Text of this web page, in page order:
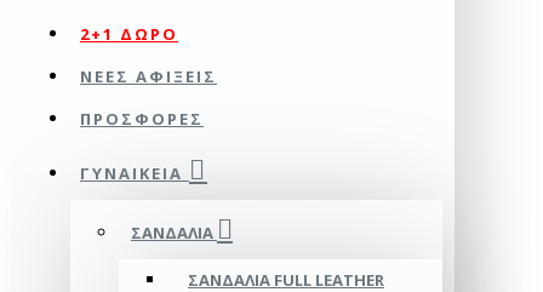
2+1 ΔΩΡΟ
ΝΕΕΣ ΑΦΙΞΕΙΣ
ΠΡΟΣΦΟΡΕΣ
ΓΥΝΑΙΚΕΊΑ
ΣΑΝΔΆΛΙΑ
ΣΑΝΔΆΛΙΑ FULL LEATHER